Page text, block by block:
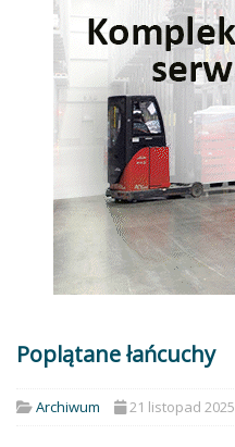
Poplątane łańcuchy
Archiwum 21 listopad 2025